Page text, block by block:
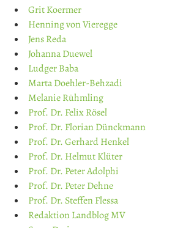
Grit Koermer
Henning von Vieregge
Jens Reda
Johanna Duewel
Ludger Baba
Marta Doehler-Behzadi
Melanie Rühmling
Prof. Dr. Felix Rösel
Prof. Dr. Florian Dünckmann
Prof. Dr. Gerhard Henkel
Prof. Dr. Helmut Klüter
Prof. Dr. Peter Adolphi
Prof. Dr. Peter Dehne
Prof. Dr. Steffen Flessa
Redaktion Landblog MV